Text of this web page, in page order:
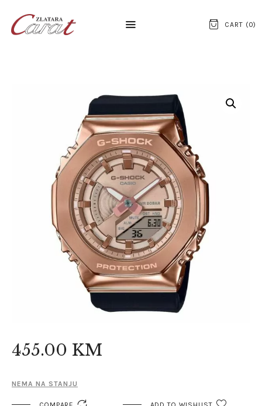
CART (0)
O NAMA
KONTAKT
SATOVI
SREBRNI NAKIT
ZLATNI NAKIT
455.00 KM
NEMA NA STANJU